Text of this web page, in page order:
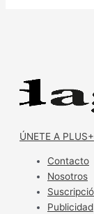
ÚNETE A PLUS+
Contacto
Nosotros
Publicidad